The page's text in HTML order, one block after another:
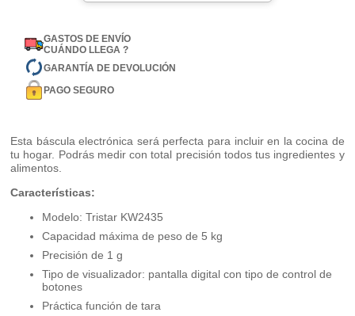
GASTOS DE ENVÍO
CUÁNDO LLEGA ?
GARANTÍA DE DEVOLUCIÓN
PAGO SEGURO
Esta báscula electrónica será perfecta para incluir en la cocina de
tu hogar. Podrás medir con total precisión todos tus ingredientes y
alimentos.
Características:
Modelo: Tristar KW2435
Capacidad máxima de peso de 5 kg
Precisión de 1 g
Tipo de visualizador: pantalla digital con tipo de control de
botones
Práctica función de tara